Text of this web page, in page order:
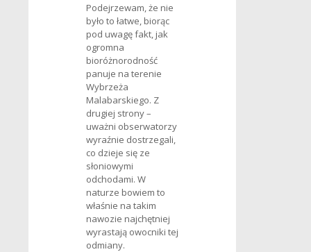
Podejrzewam, że nie
było to łatwe, biorąc
pod uwagę fakt, jak
ogromna
bioróżnorodność
panuje na terenie
Wybrzeża
Malabarskiego. Z
drugiej strony –
uważni obserwatorzy
wyraźnie dostrzegali,
co dzieje się ze
słoniowymi
odchodami. W
naturze bowiem to
właśnie na takim
nawozie najchętniej
wyrastają owocniki tej
odmiany.